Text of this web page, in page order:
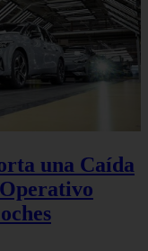
una Caída